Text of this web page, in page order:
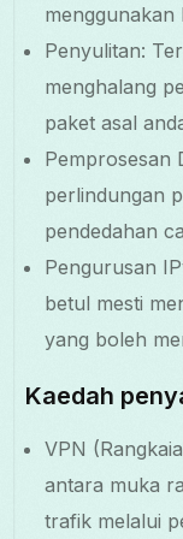
menggunakan
Penyulitan:
menghalang
paket asal
Pemprosesan
perlindungan
pendedahan
Pengurusan
betul mesti
yang boleh
Kaedah
VPN
antara muka
trafik melalui